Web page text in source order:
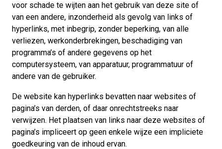
voor schade te wijten aan het gebruik van deze site of
van een andere, inzonderheid als gevolg van links of
hyperlinks, met inbegrip, zonder beperking, van alle
verliezen, werkonderbrekingen, beschadiging van
programma’s of andere gegevens op het
computersysteem, van apparatuur, programmatuur of
andere van de gebruiker.
De website kan hyperlinks bevatten naar websites of
pagina’s van derden, of daar onrechtstreeks naar
verwijzen. Het plaatsen van links naar deze websites of
pagina’s impliceert op geen enkele wijze een impliciete
goedkeuring van de inhoud ervan.